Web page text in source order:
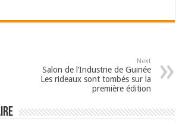
Next
Salon de l’Industrie de Guinée
Les rideaux sont tombés sur la
première édition